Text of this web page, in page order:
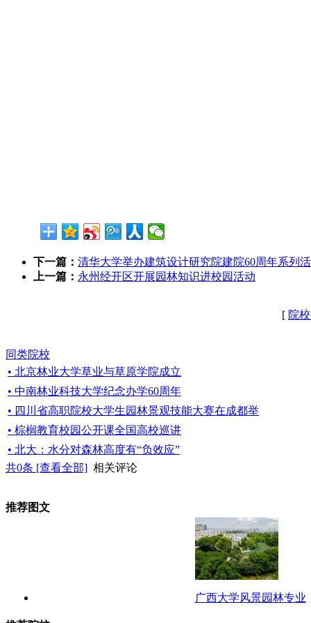
下一篇： 清华大学举办建筑设计研究院建院60周年系列
上一篇： 永州经开区开展园林知识进校园活动
[ 院
同类院校
• 北京林业大学草业与草原学院成立
• 中南林业科技大学纪念办学60周年
• 四川省高职院校大学生园林景观技能大赛在成都举
• 棕榈教育校园公开课全国高校巡讲
• 北大：水分对森林高度有“负效应”
共0条 [查看全部] 相关评论
推荐图文
广西大学风景园林专业